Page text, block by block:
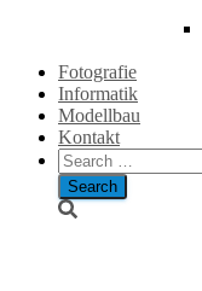
Fotografie
Informatik
Modellbau
Kontakt
Search
for: